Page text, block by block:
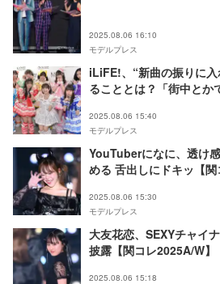
2025.08.06 16:10
モデルプレス
iLiFE!、“新曲の振りに
ることとは？「街中とか
2025.08.06 15:40
モデルプレス
YouTuberになに、透け
める 舌出しにドキッ【関
2025.08.06 15:30
モデルプレス
大友花恋、SEXYチャイ
披露【関コレ2025A/W】
2025.08.06 15:18